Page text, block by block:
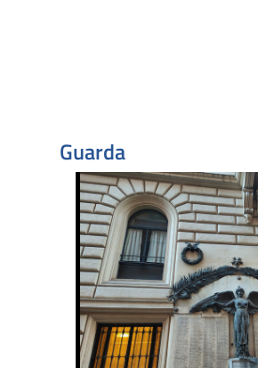
Guarda